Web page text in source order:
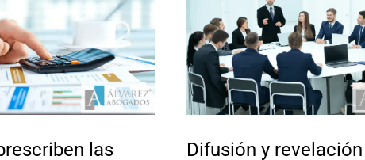
las
Difusión y revelación